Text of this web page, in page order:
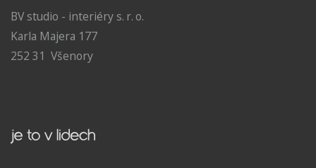
BV studio - interiéry s. r. o.
Karla Majera 177
252 31 Všenory